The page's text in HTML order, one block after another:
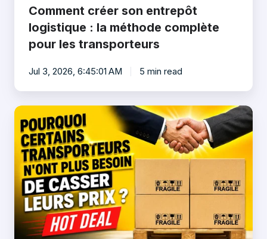
Comment créer son entrepôt
logistique : la méthode complète
pour les transporteurs
Jul 3, 2026, 6:45:01 AM 5 min read
Pourquoi
certains
transporteurs
deviennent
indispensables
grâce
au
stockage
logistique